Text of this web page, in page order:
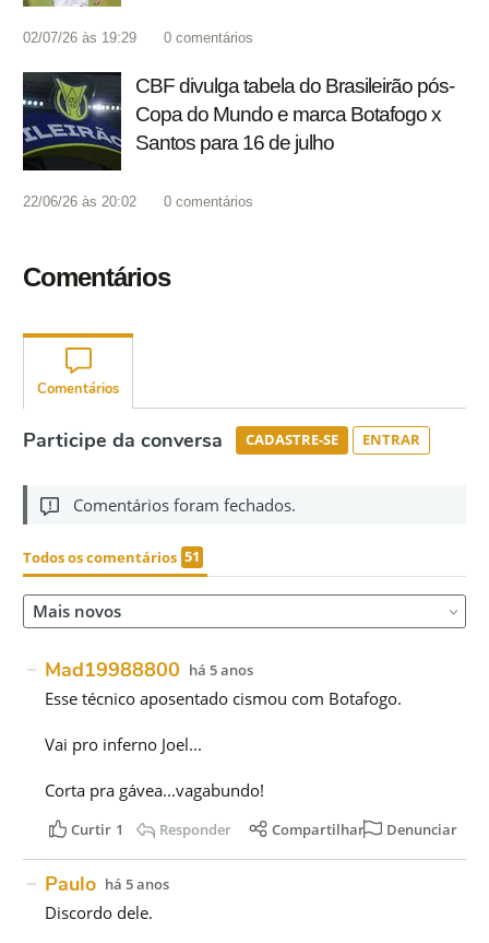
02/07/26 às 19:29 0 comentários
CBF divulga tabela do Brasileirão pós-
Copa do Mundo e marca Botafogo x
Santos para 16 de julho
22/06/26 às 20:02 0 comentários
Comentários